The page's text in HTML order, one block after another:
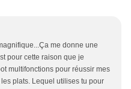
me donne une
pour cette raison que je
multifonctions pour réussir mes
plats. Lequel utilises tu pour